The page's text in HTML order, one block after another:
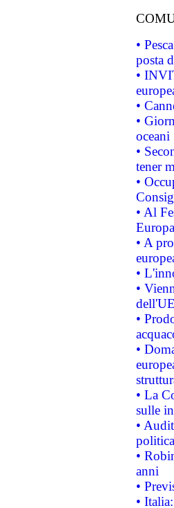
•
posta
•
•
•
oceani
•
tener
•
• Al
• A
•
•
•
•
• La
sulle
•
•
anni
•
•